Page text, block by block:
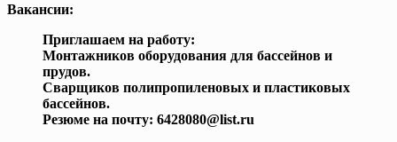
Вакансии:
Приглашаем на работу:
Монтажников оборудования для бассейнов и
прудов.
Сварщиков полипропиленовых и пластиковых
бассейнов.
Резюме на почту: 6428080@list.ru